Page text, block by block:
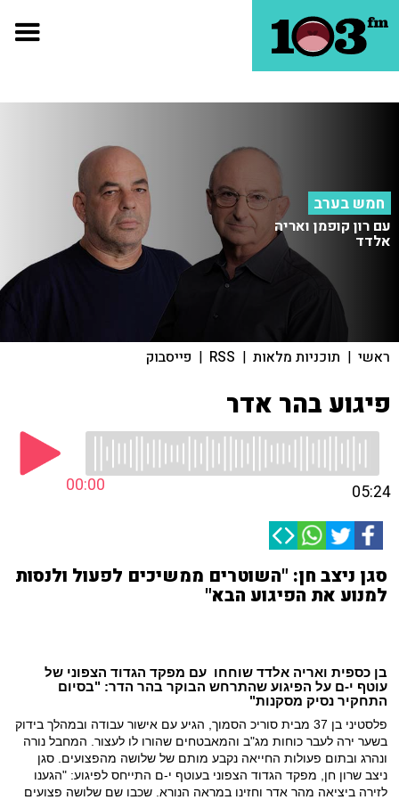
חמש בערב
עם רון קופמן ואריה
אלדד
ראשי | תוכניות מלאות |
RSS
| פייסבוק
פיגוע בהר אדר
00:00 05:24
סגן ניצב חן: "השוטרים ממשיכים לפעול ולנסות
למנוע את הפיגוע הבא"
בן כספית ואריה אלדד שוחחו עם מפקד הגדוד הצפוני של
עוטף י-ם על הפיגוע שהתרחש הבוקר בהר הדר: "בסיום
התחקיר נסיק מסקנות"
פלסטיני בן 37 מבית סוריכ הסמוך, הגיע עם אישור עבודה ובמהלך בידוק
בשער ירה לעבר כוחות מג"ב והמאבטחים שהורו לו לעצור. המחבל נורה
ונהרג ובתום פעולות החייאה נקבע מותם של שלושה מהפצועים. סגן
ניצב שרון חן, מפקד הגדוד הצפוני בעוטף י-ם התייחס לפיגוע: "הגענו
לזירה ביציאה מהר אדר וחזינו במראה הנורא. שכבו שם שלושה פצועים